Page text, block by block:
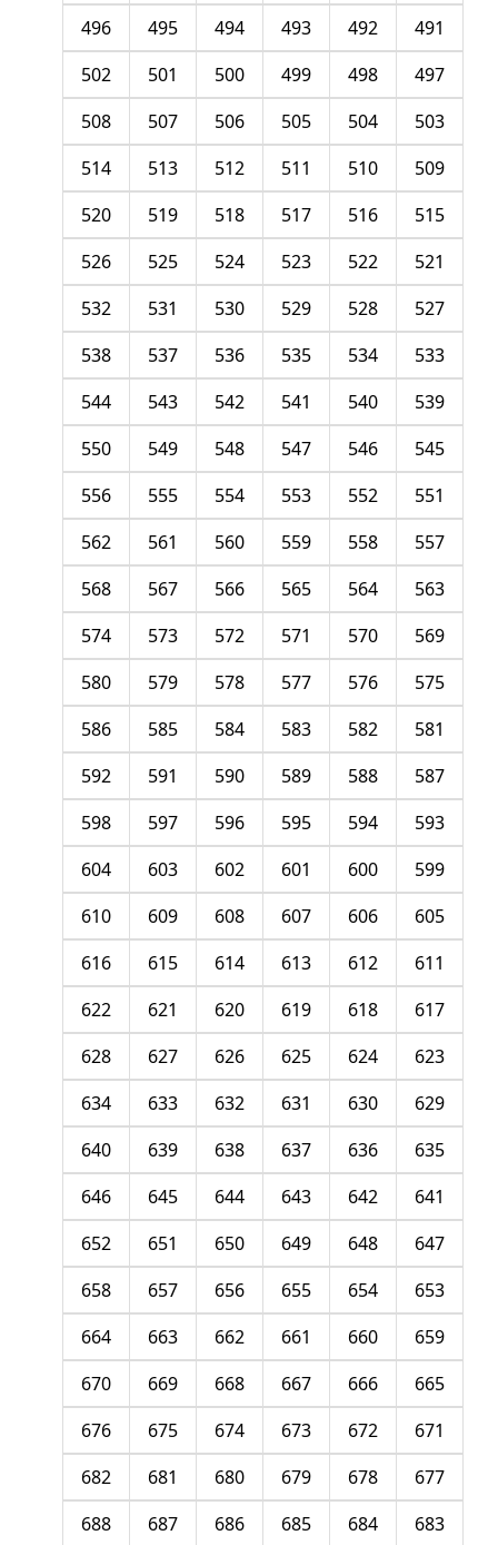
491
492
493
494
495
496
497
498
499
500
501
502
503
504
505
506
507
508
509
510
511
512
513
514
515
516
517
518
519
520
521
522
523
524
525
526
527
528
529
530
531
532
533
534
535
536
537
538
539
540
541
542
543
544
545
546
547
548
549
550
551
552
553
554
555
556
557
558
559
560
561
562
563
564
565
566
567
568
569
570
571
572
573
574
575
576
577
578
579
580
581
582
583
584
585
586
587
588
589
590
591
592
593
594
595
596
597
598
599
600
601
602
603
604
605
606
607
608
609
610
611
612
613
614
615
616
617
618
619
620
621
622
623
624
625
626
627
628
629
630
631
632
633
634
635
636
637
638
639
640
641
642
643
644
645
646
647
648
649
650
651
652
653
654
655
656
657
658
659
660
661
662
663
664
665
666
667
668
669
670
671
672
673
674
675
676
677
678
679
680
681
682
683
684
685
686
687
688